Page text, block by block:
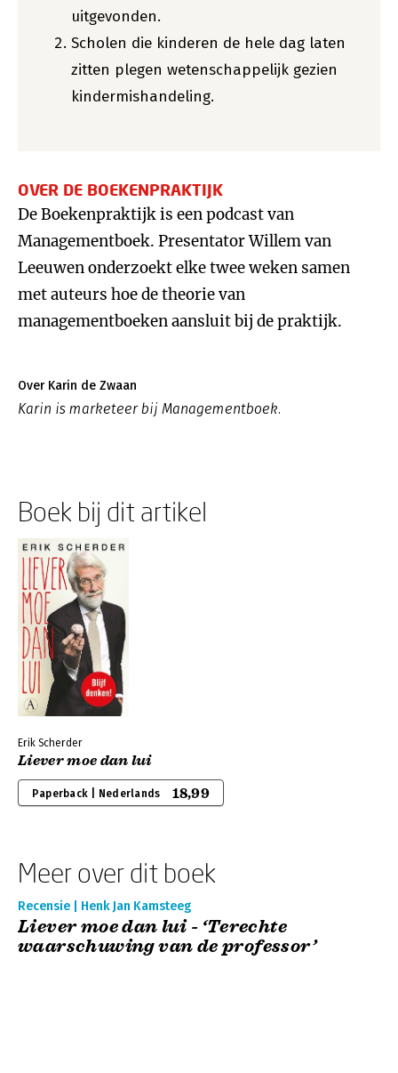
uitgevonden.
Scholen die kinderen de hele dag laten
zitten plegen wetenschappelijk gezien
kindermishandeling.
OVER DE BOEKENPRAKTIJK
De Boekenpraktijk is een podcast van
Managementboek. Presentator Willem van
Leeuwen onderzoekt elke twee weken samen
met auteurs hoe de theorie van
managementboeken aansluit bij de praktijk.
Over Karin de Zwaan
Karin is marketeer bij Managementboek.
Boek bij dit artikel
Erik Scherder
Liever moe dan lui
Paperback | Nederlands 18,99
Meer over dit boek
Recensie | Henk Jan Kamsteeg
Liever moe dan lui - ‘Terechte
waarschuwing van de professor’